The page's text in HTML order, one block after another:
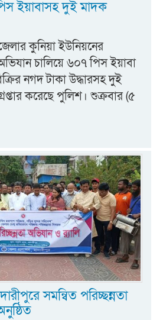
ইয়াবাসহ দুই মাদক
কুনিয়া ইউনিয়নের
চালিয়ে ৬০৭ পিস ইয়াবা
নগদ টাকা উদ্ধারসহ দুই
করেছে পুলিশ। শুক্রবার (৫
সমন্বিত পরিচ্ছন্নতা